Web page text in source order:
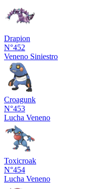
Drapion
N°452
Veneno Siniestro
Croagunk
N°453
Lucha Veneno
Toxicroak
N°454
Lucha Veneno